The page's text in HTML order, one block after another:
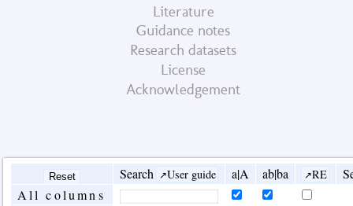
Literature
Guidance notes
Research datasets
License
Acknowledgement
Search User guide a|A ab|ba RE
All columns